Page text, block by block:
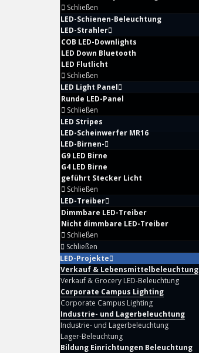
Schließen
LED-Schienen-Beleuchtung
LED-Strahler
COB LED-Downlights
LED Down Bluetooth
LED Flutlicht
Schließen
LED Light Panel
Runde LED-Panel
Schließen
LED Stripes
LED-Scheinwerfer MR16
LED-Birnen-
G9 LED Birne
G4 LED Birne
geführt Stecker Licht
Schließen
LED-Treiber
Dimmbare LED-Treiber
Nicht dimmbare LED-Treiber
Schließen
Schließen
LED-Projekte
Verkauf & Lebensmittelbeleuchtung
Verkauf & Grocery LED-Beleuchtung
Corporate Campus Lighting
Corporate Campus Lighting
Industrie- und Lagerbeleuchtung
Industrie- und Lagerbeleuchtung
Lager-Beleuchtung
Bildung Einrichtungen Beleuchtung